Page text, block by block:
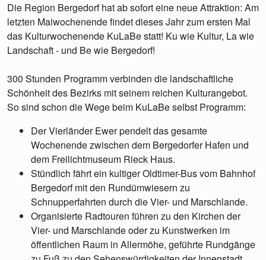
Die Region Bergedorf hat ab sofort eine neue Attraktion: Am
letzten Maiwochenende findet dieses Jahr zum ersten Mal
das Kulturwochenende KuLaBe statt! Ku wie Kultur, La wie
Landschaft - und Be wie Bergedorf!
300 Stunden Programm verbinden die landschaftliche
Schönheit des Bezirks mit seinem reichen Kulturangebot.
So sind schon die Wege beim KuLaBe selbst Programm:
Der Vierländer Ewer pendelt das gesamte
Wochenende zwischen dem Bergedorfer Hafen und
dem Freilichtmuseum Rieck Haus.
Stündlich fährt ein kultiger Oldtimer-Bus vom Bahnhof
Bergedorf mit den Rundümwiesern zu
Schnupperfahrten durch die Vier- und Marschlande.
Organisierte Radtouren führen zu den Kirchen der
Vier- und Marschlande oder zu Kunstwerken im
öffentlichen Raum in Allermöhe, geführte Rundgänge